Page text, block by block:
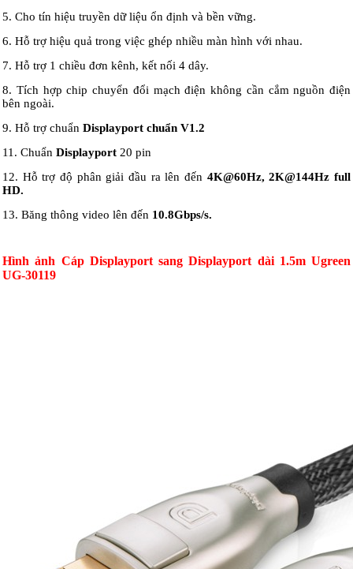
5. Cho tín hiệu truyền dữ liệu ổn định và bền vững.
6. Hỗ trợ hiệu quả trong việc ghép nhiều màn hình với nhau.
7. Hỗ trợ 1 chiều đơn kênh, kết nối 4 dây.
8. Tích hợp chip chuyển đổi mạch điện không cần cắm nguồn điện
bên ngoài.
9. Hỗ trợ chuẩn Displayport chuẩn V1.2
11. Chuẩn Displayport 20 pin
12. Hỗ trợ độ phân giải đầu ra lên đến 4K@60Hz, 2K@144Hz full
HD.
13. Băng thông video lên đến 10.8Gbps/s.
Hình ảnh Cáp Displayport sang Displayport dài 1.5m Ugreen
UG-30119